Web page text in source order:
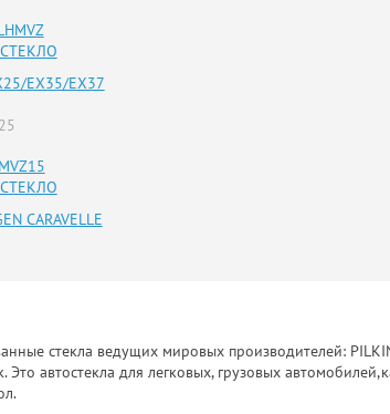
EX35/EX37
CARAVELLE
стекла ведущих мировых производителей:
автостекла для легковых, грузовых